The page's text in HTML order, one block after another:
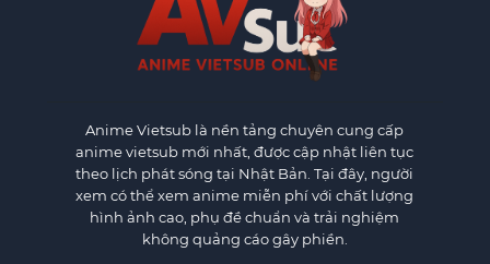
Anime Vietsub là nền tảng chuyên cung cấp
anime vietsub mới nhất, được cập nhật liên tục
theo lịch phát sóng tại Nhật Bản. Tại đây, người
xem có thể xem anime miễn phí với chất lượng
hình ảnh cao, phụ đề chuẩn và trải nghiệm
không quảng cáo gây phiền.